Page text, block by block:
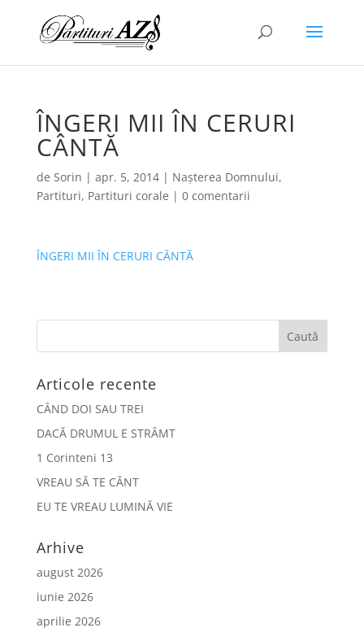
ÎNGERI MII ÎN CERURI
CÂNTĂ
de Sorin | apr. 5, 2014| Nașterea Domnului,
Partituri, Partituri corale | 0 comentarii
ÎNGERI MII ÎN CERURI CÂNTĂ
Articole recente
CÂND DOI SAU TREI
DACĂ DRUMUL E STRÂMT
1 Corinteni 13
VREAU SĂ TE CÂNT
EU TE VREAU LUMINĂ VIE
Arhive
august 2026
iunie 2026
aprilie 2026